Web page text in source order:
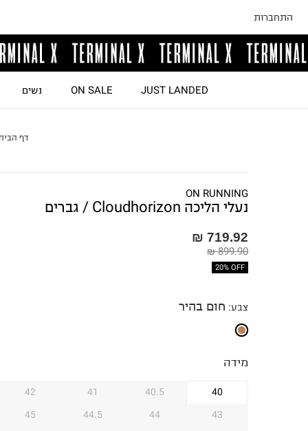
התחברות
JUST LANDED
ON SALE נשים
דף
ON RUNNING
נעלי הליכה Cloudhorizon / גברים
719.92 ₪
899.90 ₪
20% OFF
צבע: חום בהיר
מידה
40
40.5
41
42
43
44
44.5
45